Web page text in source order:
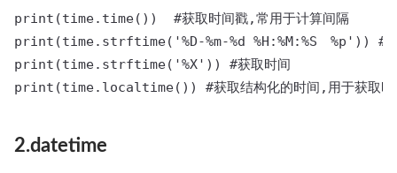
print(time.time())  #获取时间戳,常用于计算间隔
print(time.strftime('%D-%m-%d %H:%M:%S　%p')) #获
print(time.strftime('%X')) #获取时间
print(time.localtime()) #获取结构化的时间,用于获取时
2.datetime